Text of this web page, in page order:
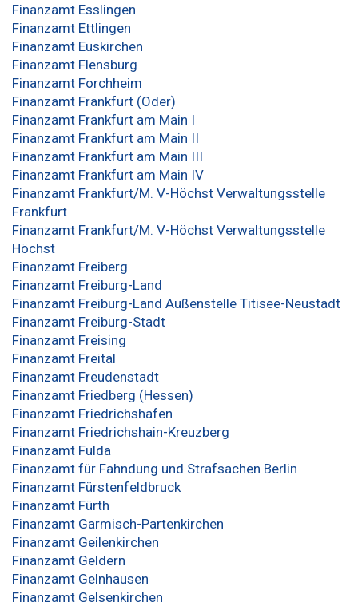
Finanzamt Esslingen
Finanzamt Ettlingen
Finanzamt Euskirchen
Finanzamt Flensburg
Finanzamt Forchheim
Finanzamt Frankfurt (Oder)
Finanzamt Frankfurt am Main I
Finanzamt Frankfurt am Main II
Finanzamt Frankfurt am Main III
Finanzamt Frankfurt am Main IV
Finanzamt Frankfurt/M. V-Höchst Verwaltungsstelle
Frankfurt
Finanzamt Frankfurt/M. V-Höchst Verwaltungsstelle
Höchst
Finanzamt Freiberg
Finanzamt Freiburg-Land
Finanzamt Freiburg-Land Außenstelle Titisee-Neustadt
Finanzamt Freiburg-Stadt
Finanzamt Freising
Finanzamt Freital
Finanzamt Freudenstadt
Finanzamt Friedberg (Hessen)
Finanzamt Friedrichshafen
Finanzamt Friedrichshain-Kreuzberg
Finanzamt Fulda
Finanzamt für Fahndung und Strafsachen Berlin
Finanzamt Fürstenfeldbruck
Finanzamt Fürth
Finanzamt Garmisch-Partenkirchen
Finanzamt Geilenkirchen
Finanzamt Geldern
Finanzamt Gelnhausen
Finanzamt Gelsenkirchen